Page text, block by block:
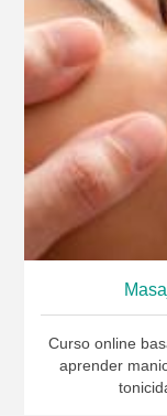
Curso online
aprender